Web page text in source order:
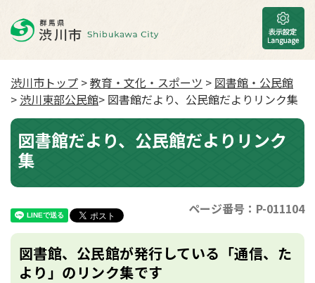
渋川市トップ >教育・文化・スポーツ > 図書館・公民館
> 渋川東部公民館> 図書館だより、公民館だよりリンク集
図書館だより、公民館だよりリンク
集
ページ番号：P-011104
図書館、公民館が発行している「通信、た
より」のリンク集です